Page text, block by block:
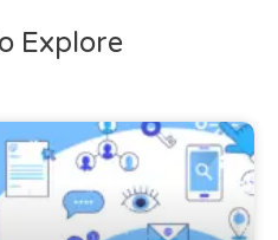
Explore